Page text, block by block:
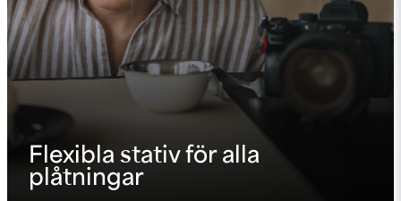
Flexibla stativ för alla
plåtningar